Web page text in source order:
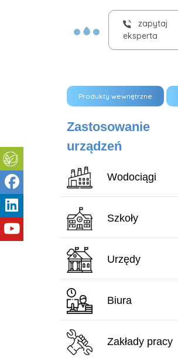
zapytaj
eksperta
Produkty wewnętrzne
Zastosowanie
urządzeń
Wodociągi
Szkoły
Urzędy
Biura
Zakłady pracy